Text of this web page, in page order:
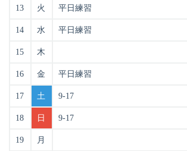
13 火 平日練習
14 水 平日練習
15 木
16 金 平日練習
17 土 9-17
18 日 9-17
19 月